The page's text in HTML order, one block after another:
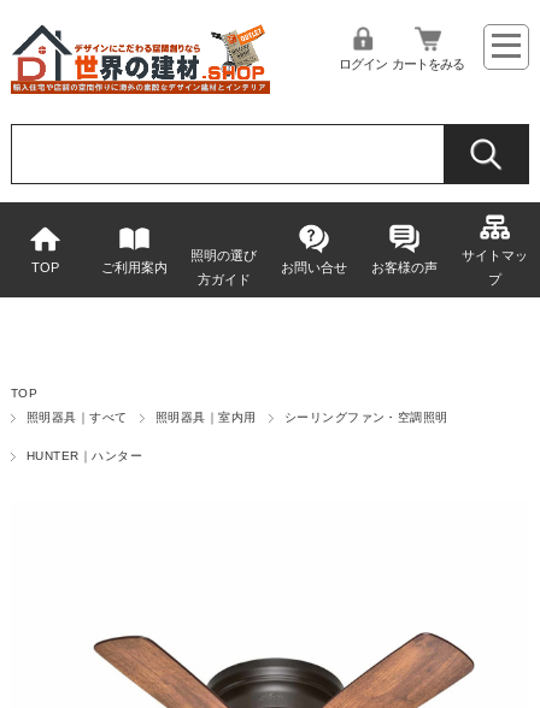
ログイン カートをみる
TOP ご利用案内
照明の選び
方ガイド
お問い合せ お客様の声
サイトマッ
プ
TOP
照明器具｜すべて
照明器具｜室内用 シーリングファン・空調照明
HUNTER｜ハンター